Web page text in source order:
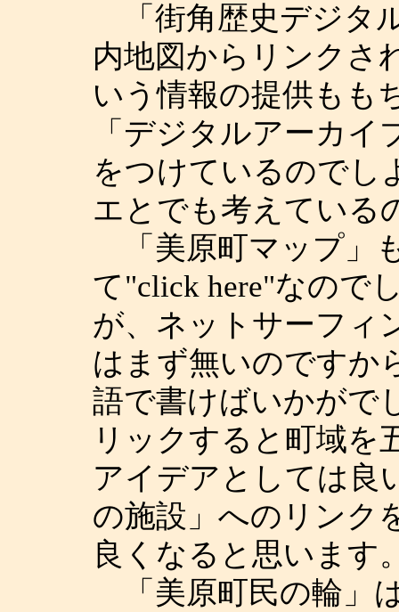
「街角歴史デジタ
内地図からリンクさ
いう情報の提供もも
「デジタルアーカ
をつけているのでし
エとでも考えてい
「美原町マップ」
て"click here"なので
が、ネットサーフィ
はまず無いのですか
語で書けばいかがで
リックすると町域を
アイデアとしては良
の施設」へのリンク
良くなると思います
「美原町民の輪」